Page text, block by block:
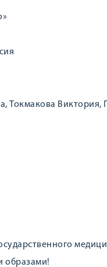
Токмакова Виктория,
образами!